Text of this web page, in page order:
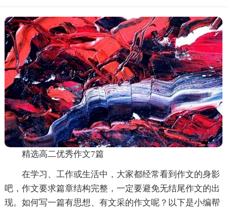
精选高二优秀作文7篇
在学习、工作或生活中，大家都经常看到作文的身影
吧，作文要求篇章结构完整，一定要避免无结尾作文的出
现。如何写一篇有思想、有文采的作文呢？以下是小编帮